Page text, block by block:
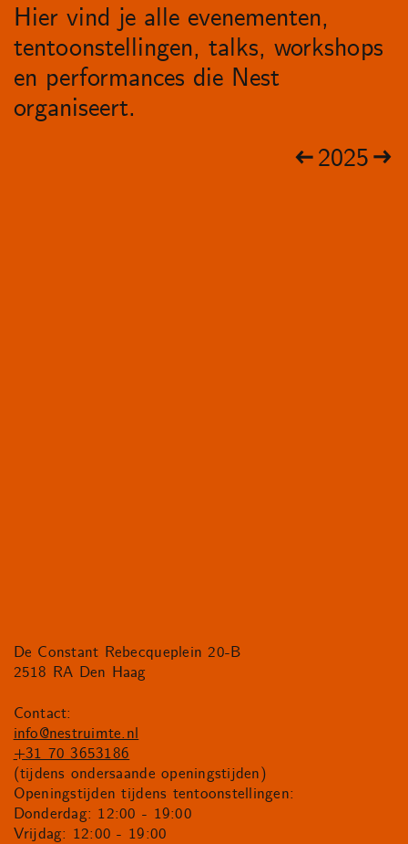
Hier vind je alle evenementen,
tentoonstellingen, talks, workshops
en performances die Nest
organiseert.
2025
De Constant Rebecqueplein 20-B
2518 RA Den Haag
Contact:
info@nestruimte.nl
+31 70 3653186
(tijdens ondersaande openingstijden)
Openingstijden tijdens tentoonstellingen:
Donderdag: 12:00 - 19:00
Vrijdag: 12:00 - 19:00